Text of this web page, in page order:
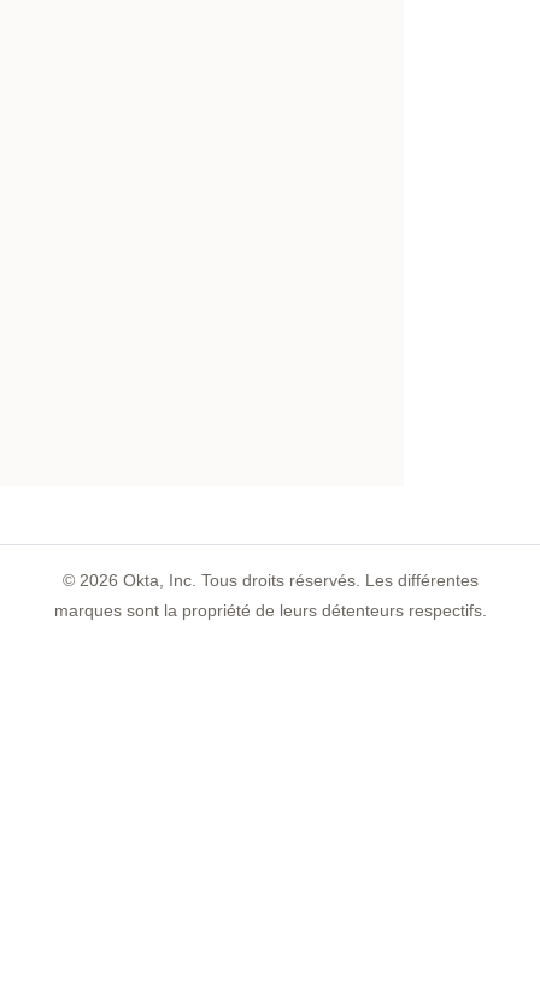
© 2026 Okta, Inc. Tous droits réservés. Les différentes
marques sont la propriété de leurs détenteurs respectifs.